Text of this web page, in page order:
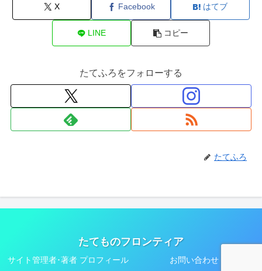
X Facebook はてブ
LINE コピー
たてふろをフォローする
たてふろ
たてものフロンティア
サイト管理者･著者 プロフィール お問い合わせ